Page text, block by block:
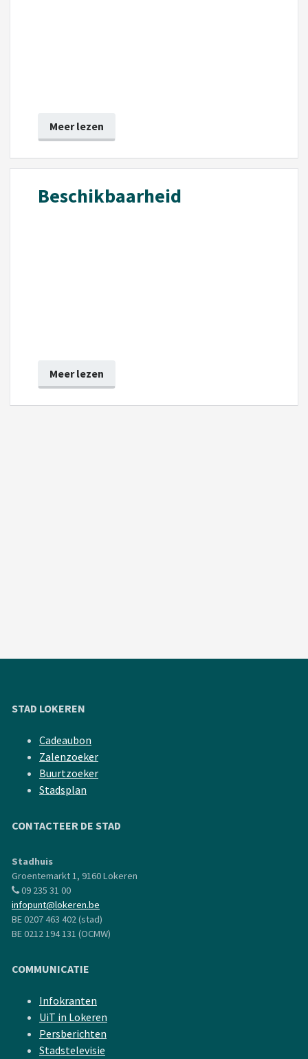
Meer lezen
Beschikbaarheid
Meer lezen
STAD LOKEREN
Cadeaubon
Zalenzoeker
Buurtzoeker
Stadsplan
CONTACTEER DE STAD
Stadhuis
Groentemarkt 1, 9160 Lokeren
09 235 31 00
infopunt@lokeren.be
BE 0207 463 402 (stad)
BE 0212 194 131 (OCMW)
COMMUNICATIE
Infokranten
UiT in Lokeren
Persberichten
Stadstelevisie